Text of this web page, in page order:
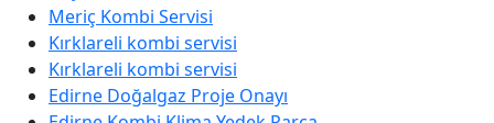
Meriç Kombi Servisi
Kırklareli kombi servisi
Kırklareli kombi servisi
Edirne Doğalgaz Proje Onayı